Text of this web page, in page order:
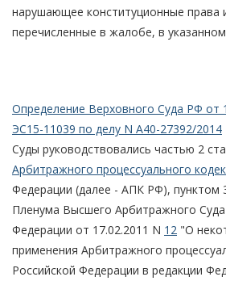
нарушающее конституционные права
перечисленные в жалобе, в
Определение Верховного Суда РФ от
ЭС15-11039 по делу N А40-27392/2014
Суды руководствовались частью 2
Арбитражного процессуального
Федерации (далее - АПК РФ), пунктом
Пленума Высшего Арбитражного Суда
Федерации от 17.02.2011 N 12 "О
применения Арбитражного
Российской Федерации в редакции